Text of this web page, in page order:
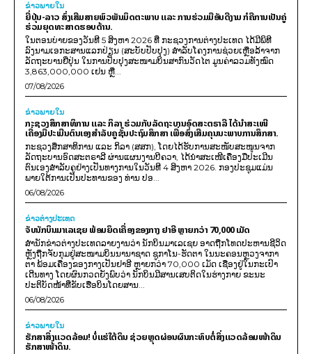
ຂ່າວພາຍ​ໃນ
ຍີ່ປຸ່ນ-ລາວ ສົ່ງເສີມສາຍພົວພັນມິດຕະພາບ ແລະ ການຮ່ວມມືອັນດີງາມ ກໍຄືການເປັນຄູ່
ຮ່ວມຍຸດທະສາດຮອບດ້ານ.
ໃນຕອນບ່າຍຂອງວັນທີ 5 ສິງຫາ 2026 ທີ່ ກະຊວງການຕ່າງປະເທດ ໄດ້ມີພິທີ
ລົງນາມເອກະສານແລກປ່ຽນ (ສະບັບປັບປຸງ) ສໍາລັບໂຄງການຊ່ວຍເຫຼືອລ້າຈາກ
ລັດຖະບານຍີ່ປຸ່ນ ໃນການປັບປຸງສະໜາມບິນສາກົນວັດໄຕ ມູນຄ່າລວມທັງໝົດ
3,863,000,000 ເຢນ ຫຼື...
07/08/2026
ຂ່າວພາຍ​ໃນ
ກະຊວງສຶກສາທິການ ແລະ ກິລາ ຮ່ວມກັບລັດຖະບານອົດສະຕຣາລີ ໄດ້ນຳສະເໜີ
ເຄື່ອງມືປະເມີນຕົນເອງສຳລັບຄູຊັ້ນປະຖົມສຶກສາ ເພື່ອສົ່ງເສີມຄຸນນະພາບການສຶກສາ.
ກະຊວງສຶກສາທິການ ແລະ ກິລາ (ສສກ), ໂດຍໄດ້ຮັບການສະໜັບສະໜູນຈາກ
ລັດຖະບານອົດສະຕຣາລີ ຜ່ານແຜນງານບີຄວາ, ໄດ້ນຳສະເໜີເຄື່ອງມືປະເມີນ
ຕົນເອງສຳລັບຄູຢ່າງເປັນທາງການໃນວັນທີ 4 ສິງຫາ 2026. ກອງປະຊຸມແມ່ນ
ພາຍໃຕ້ການເປັນປະທານຂອງ ທ່ານ ປອ...
06/08/2026
ຂ່າວຕ່າງປະເທດ
ຈັບນັກບິນມາເລເຊຍ ພ້ອມຍຶດເຄື່ອງຂອງກາງ ຢາອີ ຫຼາຍກວ່າ 70,000 ເມັດ
ສຳນັກຂ່າວຕ່າງປະເທດລາຍງານວ່າ ນັກບິນມາເລເຊຍ ອາດຖືກໂທດປະຫານຊີວິດ
ຫຼັງຖືກຈັບກຸມຢູ່ສະໜາມບິນນານາຊາດ ຊູກາໂນ-ຮັດຕາ ໃນນະຄອນຫຼວງຈາກາ
ຕາ ພ້ອມເຄື່ອງຂອງກາງເປັນຢາອີ ຫຼາຍກວ່າ 70,000 ເມັດ ເຊື່ອງຢູ່ໃນກະເປົາ
ເດີນທາງ ໂດຍຜົນກວດຍັງພົບວ່າ ນັກບິນມີສານເສບຕິດໃນຮ່າງກາຍ ຂະນະ
ປະຕິບັດໜ້າທີ່ຂັບເຮືອບິນໂດຍສານ...
06/08/2026
ຂ່າວພາຍ​ໃນ
ຮັກສາສິ່ງແວດລ້ອມ! ບໍ່ແຮ່ໃຕ້ດິນ ຊ່ວຍຫຼຸດຜ່ອນຜົນກະທົບຕໍ່ສິ່ງແວດລ້ອມໜ້າດິນ
ຮັກສາໜ້າດິນ.